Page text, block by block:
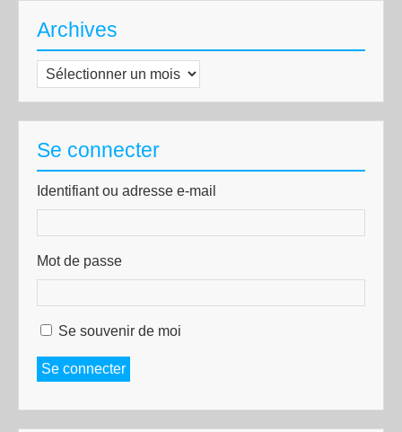
Archives
Archives
Se connecter
Identifiant ou adresse e-mail
Mot de passe
Se souvenir de moi
Se connecter